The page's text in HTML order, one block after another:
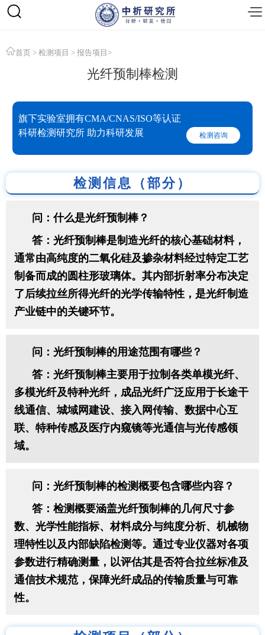
首页 > 检测项目 > 报告项目 >
光纤预制棒检测
旗下实验室拥有CMA/CNAS/ISO等认证
科研检测研究所 助力科研发展
检测咨询
检测信息（部分）
问：什么是光纤预制棒？
答：光纤预制棒是制造光纤的核心基础材料，
通常由高纯度的二氧化硅及掺杂材料经过特定工艺
制备而成的圆柱形玻璃体。其内部折射率分布决定
了后续拉丝所得光纤的光学传输特性，是光纤制造
产业链中的关键环节。
问：光纤预制棒的用途范围有哪些？
答：光纤预制棒主要用于拉制各类单模光纤、
多模光纤及特种光纤，成品光纤广泛应用于长途干
线通信、城域网建设、接入网传输、数据中心互
联、特种传感及医疗内窥镜等光通信与光传感领
域。
问：光纤预制棒的检测概要包含哪些内容？
答：检测概要涵盖光纤预制棒的几何尺寸参
数、光学性能指标、材料成分与纯度分析、机械物
理特性以及内部缺陷检测等。通过专业仪器对各项
参数进行精确测量，以评估其是否符合拉丝标准及
通信技术规范，保障光纤成品的传输质量与可靠
性。